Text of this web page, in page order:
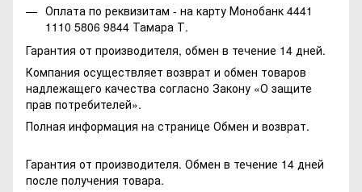
Оплата по реквизитам - на карту Монобанк 4441
1110 5806 9844 Тамара Т.
Гарантия от производителя, обмен в течение 14 дней.
Компания осуществляет возврат и обмен товаров
надлежащего качества согласно Закону «О защите
прав потребителей».
Полная информация на странице Обмен и возврат.
Гарантия от производителя. Обмен в течение 14 дней
после получения товара.